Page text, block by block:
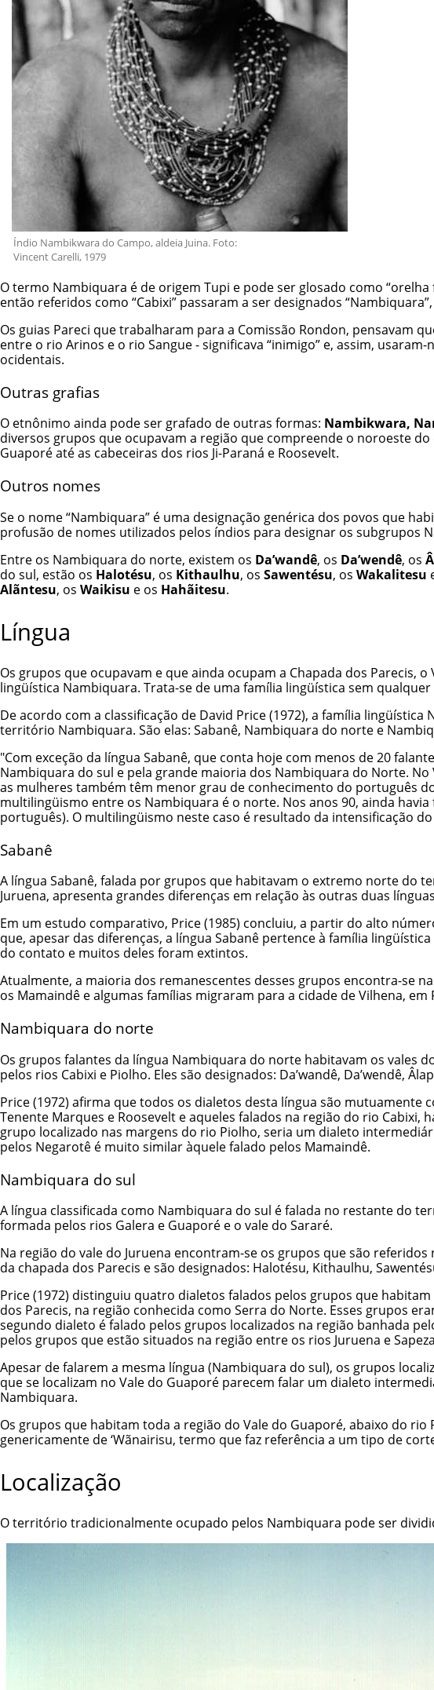
Índio Nambikwara do Campo, aldeia Juina. Foto:
Vincent Carelli, 1979
O termo Nambiquara é de origem Tupi e pode ser glosado como
então referidos como “Cabixi” passaram a ser designados
Os guias Pareci que trabalharam para a Comissão Rondon, pensavam
entre o rio Arinos e o rio Sangue - significava “inimigo” e, assim,
ocidentais.
Outras grafias
O etnônimo ainda pode ser grafado de outras formas: Nambikwara,
diversos grupos que ocupavam a região que compreende o noroeste
Guaporé até as cabeceiras dos rios Ji-Paraná e Roosevelt.
Outros nomes
Se o nome “Nambiquara” é uma designação genérica dos povos que
profusão de nomes utilizados pelos índios para designar os subgrupos
Entre os Nambiquara do norte, existem os Da’wandê, os Da’wendê, os
do sul, estão os Halotésu, os Kithaulhu, os Sawentésu, os Wakalitesu
Alãntesu, os Waikisu e os Hahãitesu.
Língua
Os grupos que ocupavam e que ainda ocupam a Chapada dos Parecis,
lingüística Nambiquara. Trata-se de uma família lingüística sem
De acordo com a classificação de David Price (1972), a família
território Nambiquara. São elas: Sabanê, Nambiquara do norte e
"Com exceção da língua Sabanê, que conta hoje com menos de 20
Nambiquara do sul e pela grande maioria dos Nambiquara do Norte.
as mulheres também têm menor grau de conhecimento do português
multilingüismo entre os Nambiquara é o norte. Nos anos 90, ainda
português). O multilingüismo neste caso é resultado da intensificação
Sabanê
A língua Sabanê, falada por grupos que habitavam o extremo norte do
Juruena, apresenta grandes diferenças em relação às outras duas
Em um estudo comparativo, Price (1985) concluiu, a partir do alto
que, apesar das diferenças, a língua Sabanê pertence à família
do contato e muitos deles foram extintos.
Atualmente, a maioria dos remanescentes desses grupos encontra-se
os Mamaindê e algumas famílias migraram para a cidade de Vilhena, em
Nambiquara do norte
Os grupos falantes da língua Nambiquara do norte habitavam os vales
pelos rios Cabixi e Piolho. Eles são designados: Da’wandê, Da’wendê,
Price (1972) afirma que todos os dialetos desta língua são
Tenente Marques e Roosevelt e aqueles falados na região do rio
grupo localizado nas margens do rio Piolho, seria um dialeto
pelos Negarotê é muito similar àquele falado pelos Mamaindê.
Nambiquara do sul
A língua classificada como Nambiquara do sul é falada no restante do
formada pelos rios Galera e Guaporé e o vale do Sararé.
Na região do vale do Juruena encontram-se os grupos que são
da chapada dos Parecis e são designados: Halotésu, Kithaulhu,
Price (1972) distinguiu quatro dialetos falados pelos grupos que
dos Parecis, na região conhecida como Serra do Norte. Esses grupos
segundo dialeto é falado pelos grupos localizados na região banhada
pelos grupos que estão situados na região entre os rios Juruena e
Apesar de falarem a mesma língua (Nambiquara do sul), os grupos
que se localizam no Vale do Guaporé parecem falar um dialeto
Nambiquara.
Os grupos que habitam toda a região do Vale do Guaporé, abaixo do
genericamente de ‘Wãnairisu, termo que faz referência a um tipo de
Localização
O território tradicionalmente ocupado pelos Nambiquara pode ser